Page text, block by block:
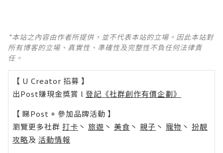
*本站之內容由作者所提供，並不代表本站的立場。因此本站對
所有博客的立場、真實性、準確性及完整性不負任何法律責
任。
【 U Creator 招募 】
出Post賺現金獎賞 l 登記《社群創作有價企劃》
【 睇Post + 參加品牌活動 】
瀏覽更多社群 打卡 丶 旅遊 丶 美食 丶 親子 丶 寵物 丶 扮靚
攻略及 活動情報